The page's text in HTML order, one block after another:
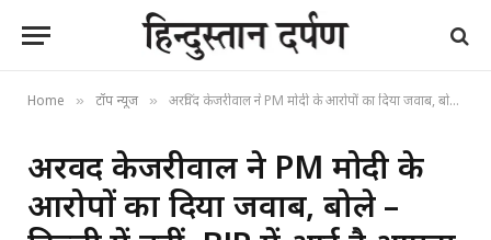
Home » टॉप न्यूज » अरविंद केजरीवाल ने PM मोदी के आरोपों का दिया जवाब, बोले – दिल्ली में नहीं, BJP में आई है आपदा
अरविंद केजरीवाल ने PM मोदी के
आरोपों का दिया जवाब, बोले –